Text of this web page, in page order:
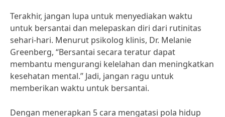
Terakhir, jangan lupa untuk menyediakan waktu
untuk bersantai dan melepaskan diri dari rutinitas
sehari-hari. Menurut psikolog klinis, Dr. Melanie
Greenberg, “Bersantai secara teratur dapat
membantu mengurangi kelelahan dan meningkatkan
kesehatan mental.” Jadi, jangan ragu untuk
memberikan waktu untuk bersantai.
Dengan menerapkan 5 cara mengatasi pola hidup